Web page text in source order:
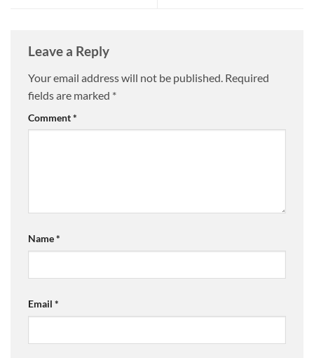
Leave a Reply
Your email address will not be published. Required
fields are marked *
Comment*
Name*
Email *